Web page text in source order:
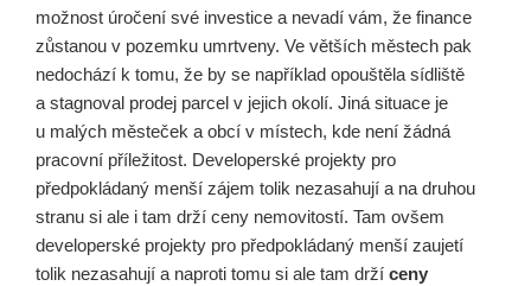
možnost úročení své investice a nevadí vám, že finance
zůstanou v pozemku umrtveny. Ve větších městech pak
nedochází k tomu, že by se například opouštěla sídliště
a stagnoval prodej parcel v jejich okolí. Jiná situace je
u malých městeček a obcí v místech, kde není žádná
pracovní příležitost. Developerské projekty pro
předpokládaný menší zájem tolik nezasahují a na druhou
stranu si ale i tam drží ceny nemovitostí. Tam ovšem
developerské projekty pro předpokládaný menší zaujetí
tolik nezasahují a naproti tomu si ale tam drží ceny